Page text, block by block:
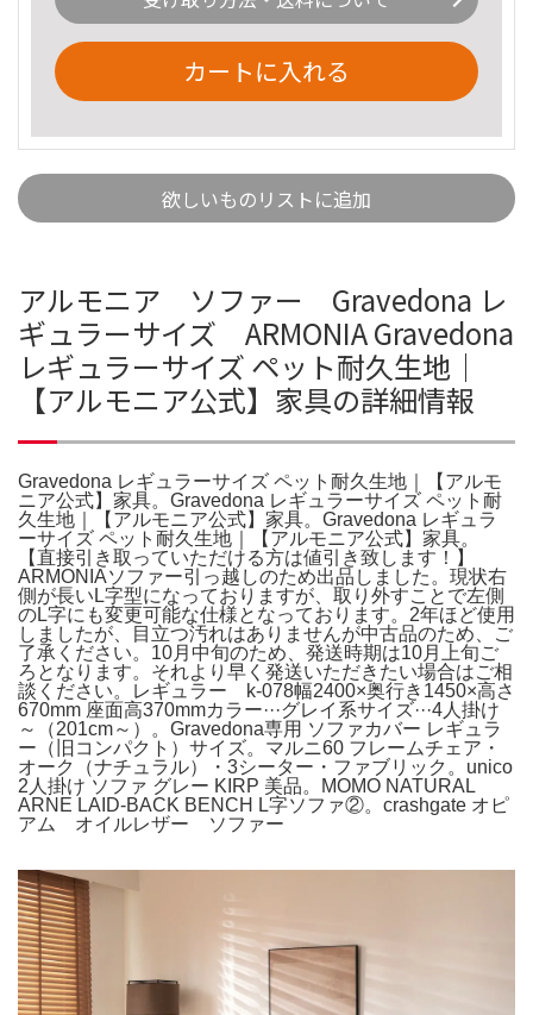
カートに入れる
欲しいものリストに追加
アルモニア ソファー Gravedona レ
ギュラーサイズ ARMONIA Gravedona
レギュラーサイズ ペット耐久生地｜
【アルモニア公式】家具の詳細情報
Gravedona レギュラーサイズ ペット耐久生地｜【アルモ
ニア公式】家具。Gravedona レギュラーサイズ ペット耐
久生地｜【アルモニア公式】家具。Gravedona レギュラ
ーサイズ ペット耐久生地｜【アルモニア公式】家具。
【直接引き取っていただける方は値引き致します！】
ARMONIAソファー引っ越しのため出品しました。現状右
側が長いL字型になっておりますが、取り外すことで左側
のL字にも変更可能な仕様となっております。2年ほど使用
しましたが、目立つ汚れはありませんが中古品のため、ご
了承ください。10月中旬のため、発送時期は10月上旬ご
ろとなります。それより早く発送いただきたい場合はご相
談ください。レギュラー k-078幅2400×奥行き1450×高さ
670mm 座面高370mmカラー···グレイ系サイズ···4人掛け
～（201cm～）。Gravedona専用 ソファカバー レギュラ
ー（旧コンパクト）サイズ。マルニ60 フレームチェア・
オーク（ナチュラル）・3シーター・ファブリック。unico
2人掛け ソファ グレー KIRP 美品。MOMO NATURAL
ARNE LAID-BACK BENCH L字ソファ②。crashgate オピ
アム オイルレザー ソファー